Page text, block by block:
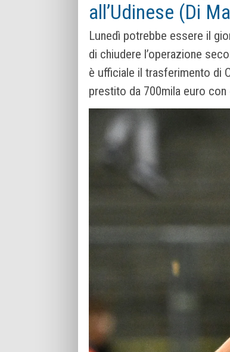
all’Udinese (Di
Lunedì potrebbe essere il
di chiudere l’operazione
è ufficiale il trasferimento di
prestito da 700mila euro